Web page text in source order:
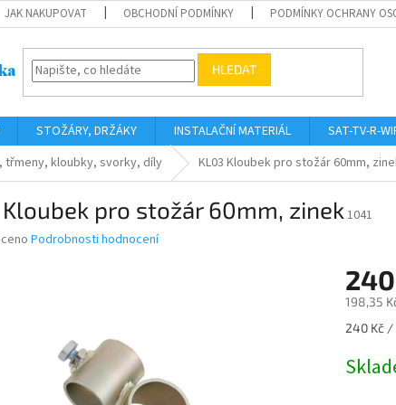
JAK NAKUPOVAT OBCHODNÍ PODMÍNKY PODMÍNKY OCHRANY
HLEDAT
STOŽÁRY, DRŽÁKY INSTALAČNÍ MATERIÁL SAT-TV-R-
třmeny, kloubky, svorky, díly KL03 Kloubek pro stožár 60mm,
Kloubek pro stožár 60mm, zinek 1041
Podrobnosti hodnocení
198,35
Měrná
240 Kč /